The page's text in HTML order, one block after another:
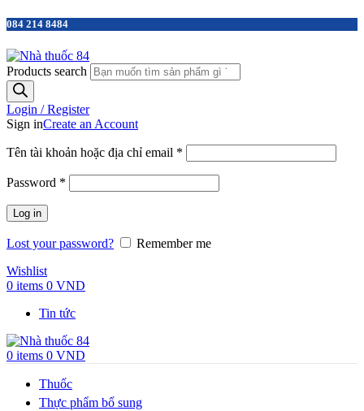
084 214 8484
Products search
Login / Register
Sign inCreate an Account
Tên tài khoản hoặc địa chỉ email *
Password *
Log in
Lost your password?
Remember me
Wishlist
0 items 0 VND
Tin tức
0 items 0 VND
Thuốc
Thực phẩm bổ sung